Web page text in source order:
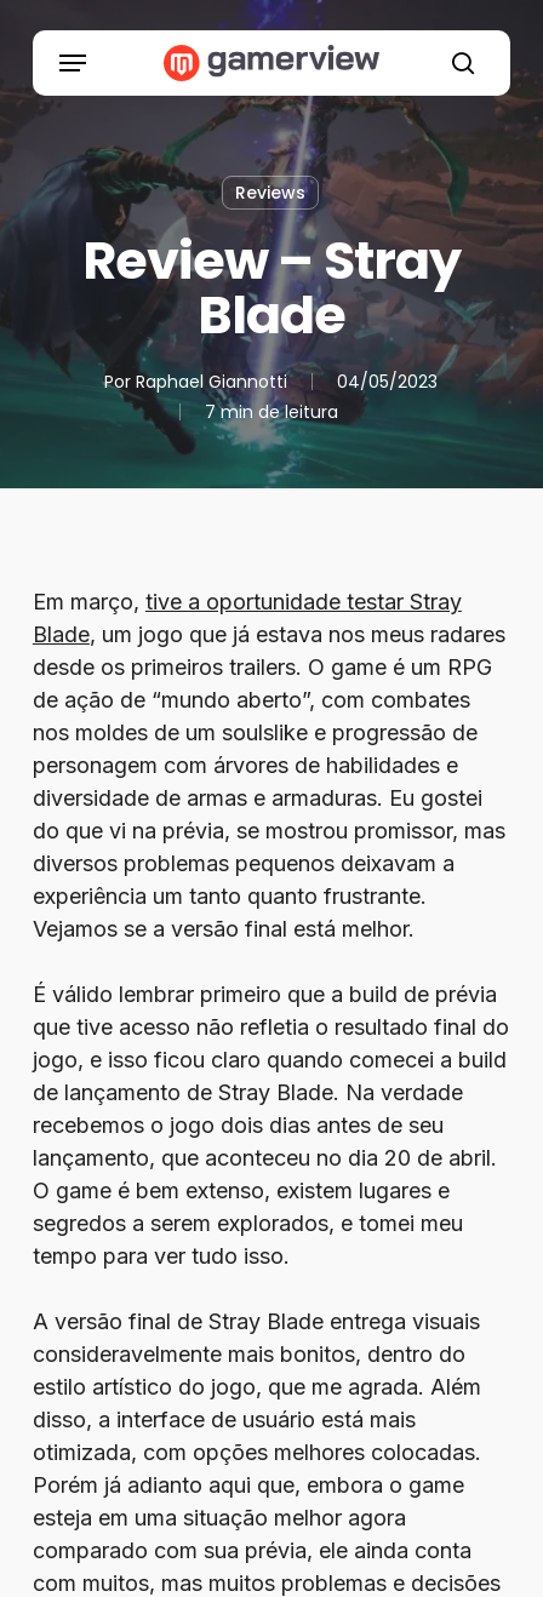
search
Menu
Reviews
Review – Stray
Blade
Por Raphael Giannotti
04/05/2023
7 min de leitura
Em março, tive a oportunidade testar Stray
Blade, um jogo que já estava nos meus radares
desde os primeiros trailers. O game é um RPG
de ação de “mundo aberto”, com combates
nos moldes de um soulslike e progressão de
personagem com árvores de habilidades e
diversidade de armas e armaduras. Eu gostei
do que vi na prévia, se mostrou promissor, mas
diversos problemas pequenos deixavam a
experiência um tanto quanto frustrante.
Vejamos se a versão final está melhor.
É válido lembrar primeiro que a build de prévia
que tive acesso não refletia o resultado final do
jogo, e isso ficou claro quando comecei a build
de lançamento de Stray Blade. Na verdade
recebemos o jogo dois dias antes de seu
lançamento, que aconteceu no dia 20 de abril.
O game é bem extenso, existem lugares e
segredos a serem explorados, e tomei meu
tempo para ver tudo isso.
A versão final de Stray Blade entrega visuais
consideravelmente mais bonitos, dentro do
estilo artístico do jogo, que me agrada. Além
disso, a interface de usuário está mais
otimizada, com opções melhores colocadas.
Porém já adianto aqui que, embora o game
esteja em uma situação melhor agora
comparado com sua prévia, ele ainda conta
com muitos, mas muitos problemas e decisões